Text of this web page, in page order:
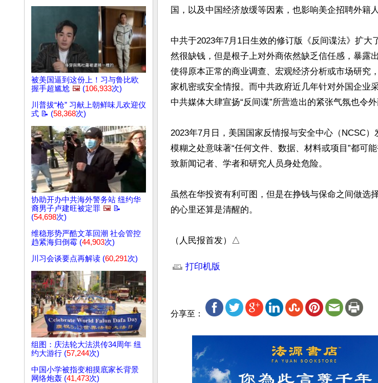
被美国逼到这份上！习与鲁比欧
握手超尴尬 🖼️ (106,933次)
川普拔“枪” 习献上朝鲜味儿欢迎仪
式 📝 (58,368次)
协助开办中共海外警务站 纽约华
裔男子卢建旺被定罪 🖼️ 📝
(54,698次)
维稳形势严酷文革回潮 社会管控
趋紧海归倒霉 (44,903次)
川习会谈要点再解读 (60,291次)
组图：庆法轮大法洪传34周年 纽
约大游行 (57,244次)
中国小学被指变相摸底家长背景
网络炮轰 (41,473次)
国，以及中国经济放缓等因素，也影响美企招聘外籍人
中共于2023年7月1日生效的修订版《反间谍法》扩大
然很缺钱，但是根子上对外商依然缺乏信任感，暴露
使得原本正常的商业调查、宏观经济分析或市场研究
家机密或安全情报。而中共政府近几年针对外国企业
中共媒体大肆宣扬“反间谍”所营造出的紧张气氛也令外
2023年7月日，美国国家反情报与安全中心（NCSC
模糊之处意味著“任何文件、数据、材料或项目”都可
致新闻记者、学者和研究人员身处危险。
虽然在华投资有利可图，但是在挣钱与保命之间做选
的心里还算是清醒的。
（人民报首发）△
打印机版
分享至：